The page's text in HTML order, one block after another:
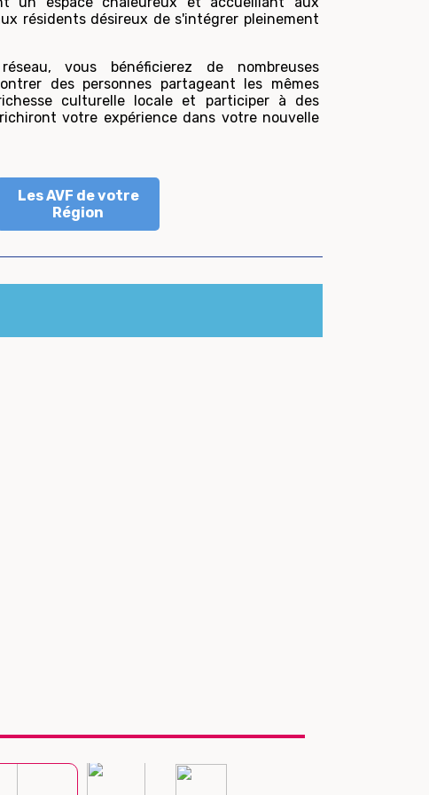
résidents désireux de s'intégrer pleinement
vous bénéficierez de nombreuses
des personnes partageant les mêmes
culturelle locale et participer à des
votre expérience dans votre nouvelle
Les AVF de votre
Région